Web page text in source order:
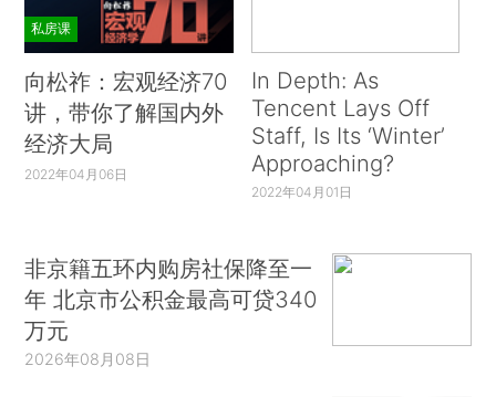
私房课
向松祚：宏观经济70
讲，带你了解国内外
经济大局
2022年04月06日
In Depth: As
Tencent Lays Off
Staff, Is Its ‘Winter’
Approaching?
2022年04月01日
非京籍五环内购房社保降至一
年 北京市公积金最高可贷340
万元
2026年08月08日